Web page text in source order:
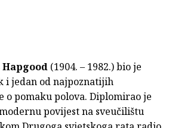
(1904. – 1982.) bio je
i jedan od najpoznatijih
o pomaku polova. Diplomirao je
povijest na sveučilištu